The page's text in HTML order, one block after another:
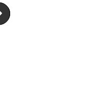
Capture d’écran 2019-10-01 à